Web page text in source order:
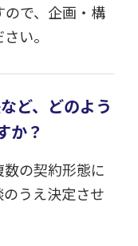
で、企画・構
い。
ど、どのよう
か？
の契約形態に
うえ決定させ